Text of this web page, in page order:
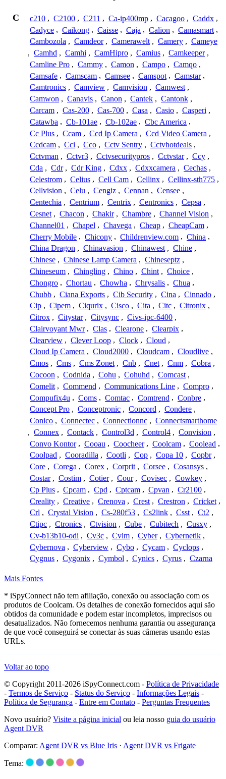
C c210 , C2100 , C211 , Ca-ip400mp , Cacagoo , Caddx ,
Cadyce , Caikong , Caisse , Caja , Calion , Camasmart ,
Cambozola , Camdeor , Camerawelt , Camery , Cameye
, Camhd , Camhi , CamHipro , Camius , Camkeeper ,
Camline Pro , Cammy , Camon , Campo , Camqo ,
Camsafe , Camscam , Camsee , Camspot , Camstar ,
Camtronics , Camview , Camvision , Camwest ,
Camwon , Canavis , Canon , Cantek , Cantonk ,
Carcam , Cas-200 , Cas-700 , Casa , Casio , Casperi ,
Catawba , Cb-101ae , Cb-102ae , Cbc America ,
Cc Plus , Ccam , Ccd Ip Camera , Ccd Video Camera ,
Ccdcam , Cci , Cco , Cctv Sentry , Cctvhotdeals ,
Cctvman , Cctvr3 , Cctvsecuritypros , Cctvstar , Ccy ,
Cda , Cdr , Cdr King , Cdxx , Cdxxcamera , Cechas ,
Celestrom , Celius , Cell Cam , Cellinx , Cellinx-sth775 ,
Cellvision , Celu , Cengiz , Cennan , Censee ,
Centechia , Centrium , Centrix , Centronics , Cepsa ,
Cesnet , Chacon , Chakir , Chambre , Channel Vision ,
Channel01 , Chapel , Chavega , Cheap , CheapCam ,
Cherry Mobile , Chicony , Childrenview.com , China ,
China Dragon , Chinavasion , Chinawest , Chine ,
Chinese , Chinese Lamp Camera , Chineseptz ,
Chineseum , Chingling , Chino , Chint , Choice ,
Chongro , Chortau , Chowha , Chrysalis , Chua ,
Chubb , Ciana Exports , Cib Security , Cina , Cinnado ,
Cip , Cipem , Ciqurix , Cisco , Cita , Citc , Citronix ,
Citrox , Citystar , Citysync , Civs-ipc-6400 ,
Clairvoyant Mwr , Clas , Clearone , Clearpix ,
Clearview , Clever Loop , Clock , Cloud ,
Cloud Ip Camera , Cloud2000 , Cloudcam , Cloudlive ,
Cmos , Cms , Cms Zonet , Cnb , Cnet , Cnm , Cobra ,
Cocoon , Codnida , Cohu , Cohuhd , Comcast ,
Comelit , Commend , Communications Line , Compro ,
Compufix4u , Coms , Comtac , Comtrend , Conbre ,
Concept Pro , Conceptronic , Concord , Condere ,
Conico , Connectec , Connectionnc , Connectsmarthome
, Connex , Contack , Control3d , Control4 , Convision ,
Convo Kontor , Cooau , Coocheer , Coolcam , Coolead ,
Coolpad , Cooradilla , Cootli , Cop , Copa 10 , Copbr ,
Core , Corega , Corex , Corprit , Corsee , Cosansys ,
Costar , Costim , Cotier , Cour , Covisec , Cowkey ,
Cp Plus , Cpcam , Cpd , Cptcam , Cpvan , Cr2100 ,
Creality , Creative , Crenova , Crest , Crestron , Cricket ,
Crl , Crystal Vision , Cs-280f53 , Cs2link , Csst , Ct2 ,
Ctipc , Ctronics , Ctvision , Cube , Cubitech , Cusxy ,
Cv-b13b10-odi , Cv3c , Cvlm , Cyber , Cybernetik ,
Cybernova , Cyberview , Cybo , Cycam , Cyclops ,
Cygnus , Cygonix , Cymbol , Cynics , Cyrus , Czarna
Mais Fontes
* iSpyConnect não tem afiliação, conexão ou associação com os
produtos de Coolcam. Os detalhes de conexão fornecidos aqui são
obtidos da comunidade e podem estar incompletos, imprecisos ou
desatualizados. Não fornecemos nenhuma garantia ou assegurança
de que você conseguirá se conectar às suas câmeras usando estas
URLs.
Voltar ao topo
© Copyright 2011-2026 iSpyConnect.com - Política de Privacidade
- Termos de Serviço - Status do Serviço - Informações Legais -
Política de Segurança - Entre em Contato - Perguntas Frequentes
Novo usuário? Visite a página inicial ou leia nosso guia do usuário
Agent DVR
Comparar: Agent DVR vs Blue Iris · Agent DVR vs Frigate
Tema: